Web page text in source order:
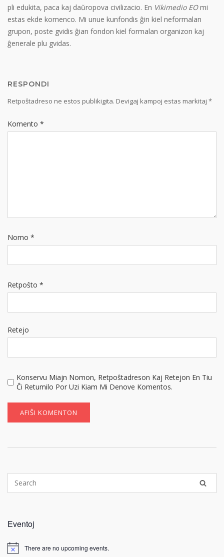
pli edukita, paca kaj daŭropova civilizacio. En Vikimedio EOmi
estas ekde komenco. Mi unue kunfondis ĝin kiel neformalan
grupon, poste gvidis ĝian fondon kiel formalan organizon kaj
ĝenerale plu gvidas.
RESPONDI
Retpoŝtadreso ne estos publikigita. Devigaj kampoj estas markitaj *
Komento *
Nomo *
Retpoŝto *
Retejo
Konservu Miajn Nomon, Retpoŝtadreson Kaj Retejon En Tiu
Ĉi Retumilo Por Uzi Kiam Mi Denove Komentos.
Eventoj
Notice There are no upcoming events.